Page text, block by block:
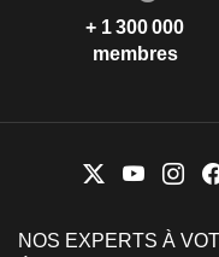
+ 1 300 000
membres
NOS EXPERTS À